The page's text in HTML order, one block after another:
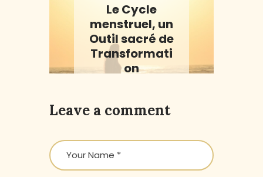
Le Cycle
menstruel, un
Outil sacré de
Transformati
on
Leave a comment